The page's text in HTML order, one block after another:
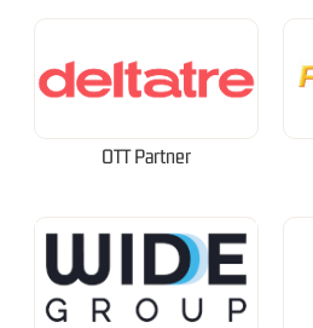
OTT Partner